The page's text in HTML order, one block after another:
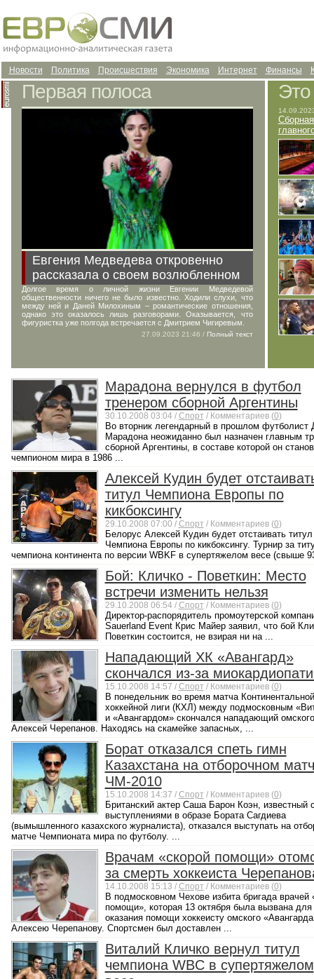
Финансы
Интернет
Экономика
Происшествия
Политика
Новости
Первая полоса
Евгения Медведева откровенно
рассказала о своем возлюбленном
Долгое время о личной жизни Евгении Медведевой
общественности ничего не было известно. Ходили слухи, что
между ней и Даней Милохиным – романтические отношения,
однако это оказалось лишь разговорами. Оказывается, что
фигуристка уже полгода встречается с Дмитрием Чигиревым.
27.09.2023 21:46 / Полный текст
Это
Марадона вернулся в футбол
тренером сборной Аргентины
30.10.2008 03:04 / Спорт / Комментариев (0)
Во вторник легендарный в прошлом футболист
Марадона неожиданно был назначен главным
сборной Аргентины, в составе которой он
чемпионом мира в 1986 ...
Алексей Кудин будет
титул Чемпиона Европы по
кикбоксингу
29.10.2008 07:00 / Спорт / Комментариев (0)
Белорус Алексей Кудин будет отстаивать титул
Чемпиона Европы по кикбоксингу. Турнир за
чемпиона континента по версии WBKF в супертяжелом весе (свыше
Бой: Кличко - Поветкин: Место
встречи изменить нельзя
29.10.2008 06:54 / Спорт / Комментариев (0)
Директор-распорядитель промоутерской
Sauerland Event Крис Майер заявил, что бой
Поветкин состоится, не взирая ни на ...
Нападающий ХК «Авангард»
скончался из-за
15.10.2008 14:57 / Спорт / Комментариев (0)
В понедельник во время матча Континентальной
хоккейной лиги (КХЛ) между подмосковным
и «Авангардом» скончался нападающий
Алексей Черепанов. Находясь на скамейке запасных, ...
Борат отказался спеть гимн
Казахстана на отборочном
ЧМ-2010
15.10.2008 14:37 / Спорт / Комментариев (0)
Британский актер Саша Барон Коэн, известный
выступлениями в образе Бората Сагдиева
(вымышленного казахского журналиста), отказался выступать на
матче Чемпионата мира по футболу. ...
Врачам «скорой помощи»
за смерть хоккеиста
14.10.2008 15:13 / Спорт / Комментариев (0)
В подмосковном Чехове избита бригада врачей
помощи», которая 13 октября была вызвана для
оказания помощи хоккеисту омского
Алексею Черепанову. Спортсмен был доставлен ...
Виталий Кличко вернул титул
чемпиона WBC в супертяжелом